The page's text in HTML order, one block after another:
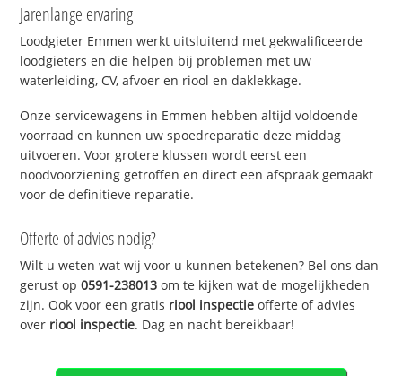
Jarenlange ervaring
Loodgieter Emmen werkt uitsluitend met gekwalificeerde
loodgieters en die helpen bij problemen met uw
waterleiding, CV, afvoer en riool en daklekkage.
Onze servicewagens in Emmen hebben altijd voldoende
voorraad en kunnen uw spoedreparatie deze middag
uitvoeren. Voor grotere klussen wordt eerst een
noodvoorziening getroffen en direct een afspraak gemaakt
voor de definitieve reparatie.
Offerte of advies nodig?
Wilt u weten wat wij voor u kunnen betekenen? Bel ons dan
gerust op0591-238013 om te kijken wat de mogelijkheden
zijn. Ook voor een gratis riool inspectie offerte of advies
over riool inspectie. Dag en nacht bereikbaar!